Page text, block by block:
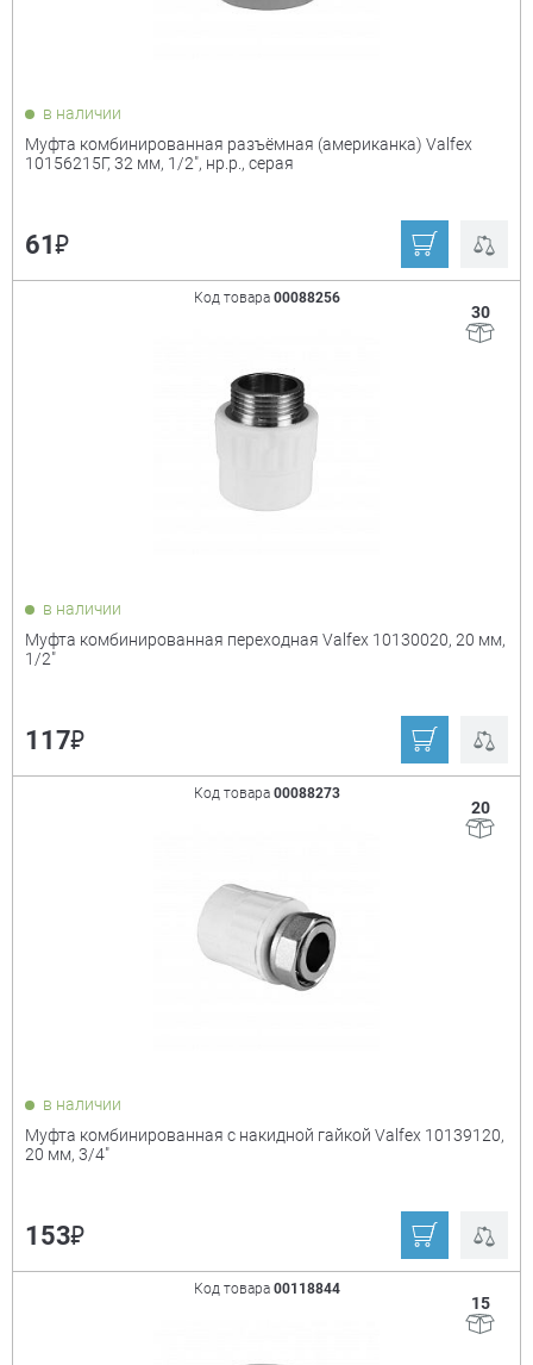
в наличии
Муфта комбинированная разъёмная (американка) Valfex
10156215Г, 32 мм, 1/2", нр.р., серая
61₽
Код товара 00088256
30
в наличии
Муфта комбинированная переходная Valfex 10130020, 20 мм,
1/2"
117₽
Код товара 00088273
20
в наличии
Муфта комбинированная с накидной гайкой Valfex 10139120,
20 мм, 3/4"
153₽
Код товара 00118844
15